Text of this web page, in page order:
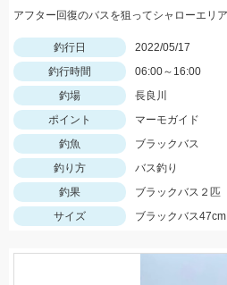
釣行日
2022/05/17
釣行時間
06:00～16:00
釣場
長良川
ポイント
マーモガイド
釣魚
ブラックバス
釣り方
バス釣り
釣果
ブラックバス２匹
サイズ
ブラックバス47cm